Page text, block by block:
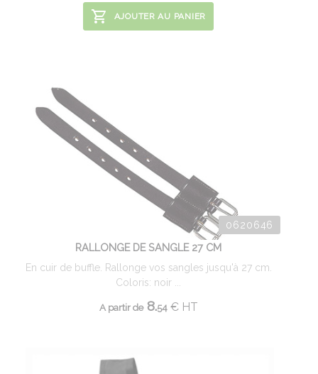
AJOUTER AU PANIER
0620646
RALLONGE DE SANGLE 27 CM
En cuir de buffle. Rallonge vos sangles jusqu'à 27 cm.
Coloris: noir ...
A partir de8.54 €HT